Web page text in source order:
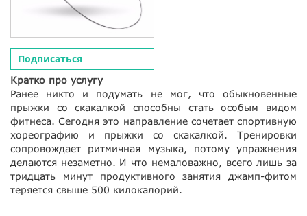
Подписаться
Кратко про услугу
Ранее никто и подумать не мог, что обыкновенные
прыжки со скакалкой способны стать особым видом
фитнеса. Сегодня это направление сочетает спортивную
хореографию и прыжки со скакалкой. Тренировки
сопровождает ритмичная музыка, потому упражнения
делаются незаметно. И что немаловажно, всего лишь за
тридцать минут продуктивного занятия джамп-фитом
теряется свыше 500 килокалорий.